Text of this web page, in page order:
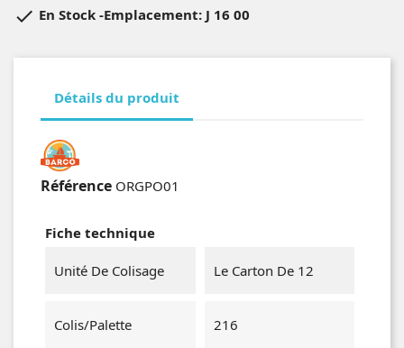
 En Stock -Emplacement: J 16 00
Détails du produit
Référence ORGPO01
Fiche technique
Unité De Colisage Le Carton De 12
Colis/Palette 216